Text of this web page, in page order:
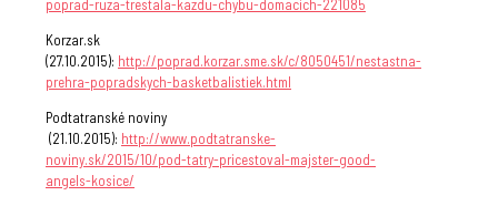
poprad-ruza-trestala-kazdu-chybu-domacich-221085
Korzar.sk
(27.10.2015): http://poprad.korzar.sme.sk/c/8050451/nestastna-
prehra-popradskych-basketbalistiek.html
Podtatranské noviny
(21.10.2015): http://www.podtatranske-
noviny.sk/2015/10/pod-tatry-pricestoval-majster-good-
angels-kosice/